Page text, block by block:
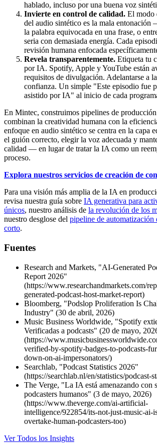
hablado, incluso por una buena voz
Invierte en control de calidad. El modo
del audio sintético es la mala
la palabra equivocada en una frase, o
seria con demasiada energía. Cada
revisión humana enfocada
Revela transparentemente. Etiqueta tu
por IA. Spotify, Apple y YouTube están
requisitos de divulgación. Adelantarse a
confianza. Un simple "Este episodio fue
asistido por IA" al inicio de cada
En Mintec, construimos pipelines de
combinan la creatividad humana con la
enfoque en audio sintético se centra en la capa
el guión correcto, elegir la voz adecuada y
calidad — en lugar de tratar la IA como un
proceso.
Explora nuestros servicios de creación de
Para una visión más amplia de la IA en
revisa nuestra guía sobre IA generativa para
únicos, nuestro análisis de la revolución de los
nuestro desglose del pipeline de
corto.
Fuentes
Research and Markets, "AI-Generated
Report 2026"
(https://www.researchandmarkets.com/
generated-podcast-host-market-report)
Bloomberg, "Podslop Proliferation Is
Industry" (30 de abril, 2026)
Music Business Worldwide, "Spotify
Verificadas a podcasts" (20 de mayo,
(https://
verified-by-spotify-badges-to-podcasts-
down-on-ai-impersonators/)
Searchlab, "Podcast Statistics 2026"
(https://searchlab.nl/en/statistics/podcast-
The Verge, "La IA está amenazando con
podcasters humanos" (3 de mayo, 2026)
(https://www.theverge.com/ai-artificial-
intelligence/922854/its-not-just-music-ai-
overtake-human-podcasters-too)
Ver Todos los Insights